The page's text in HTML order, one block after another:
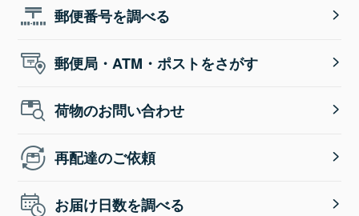
郵便番号を調べる
郵便局・ATM・ポストをさがす
荷物のお問い合わせ
再配達のご依頼
お届け日数を調べる